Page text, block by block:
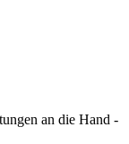
an die Hand -